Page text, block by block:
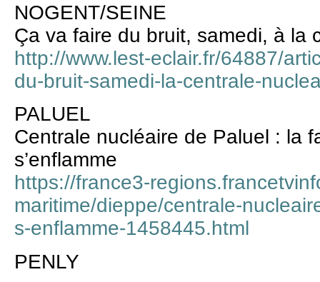
NOGENT/SEINE
Ça va faire du bruit, samedi, à la
http://www.lest-eclair.fr/64887/
du-bruit-samedi-la-centrale-
PALUEL
Centrale nucléaire de Paluel : la
s’enflamme
https://france3-
maritime/dieppe/centrale-
s-enflamme-1458445.html
PENLY